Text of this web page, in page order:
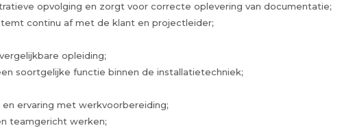
opvolging en zorgt voor correcte oplevering van documentatie;
continu af met de klant en projectleider;
opleiding;
soortgelijke functie binnen de installatietechniek;
ervaring met werkvoorbereiding;
teamgericht werken;